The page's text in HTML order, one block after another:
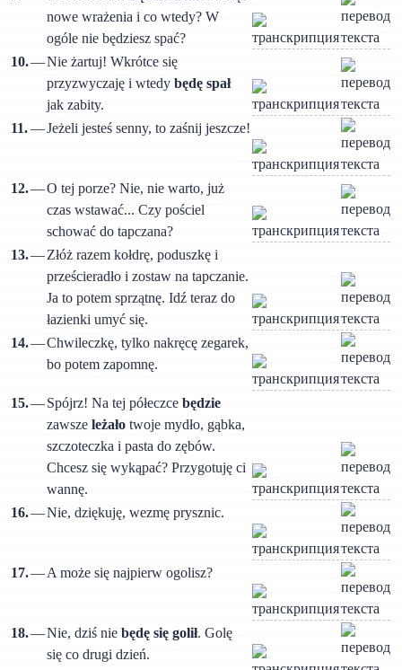
nowe wrażenia i co wtedy? W
ogóle nie będziesz spać?
10.—Nie żartuj! Wkrótce się
przyzwyczaję i wtedybędę spał
jak zabity.
11.—Jeżeli jesteś senny, to zaśnij jeszcze!
12.—О tej porze? Nie, nie warto, już
czas wstawać... Czy pościel
schować do tapczana?
13.—Złóż razem kołdrę, poduszkę i
prześcieradło i zostaw na tapczanie.
Ja to potem sprzątnę. Idź teraz do
łazienki umyć się.
14.—Chwileczkę, tylko nakręcę zegarek,
bo potem zapomnę.
15.—Spójrz! Na tej półeczcebędzie
zawszeleżało twoje mydło, gąbka,
szczoteczka i pasta do zębów.
Chcesz się wykąpać? Przygotuję ci
wannę.
16.—Nie, dziękuję, wezmę prysznic.
17.—A może się najpierw ogolisz?
18.—Nie, dziś niebędę się golił. Golę
się co drugi dzień.